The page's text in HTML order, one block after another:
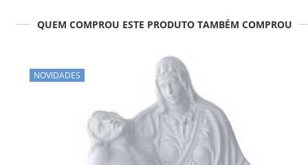
QUEM COMPROU ESTE PRODUTO TAMBÉM COMPROU
NOVIDADES